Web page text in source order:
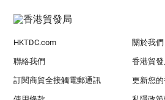
HKTDC.com 關於我們
聯絡我們 香港貿
訂閱商貿全接觸電郵通訊 更新您